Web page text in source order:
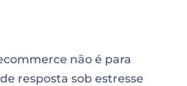
não é para
resposta sob estresse